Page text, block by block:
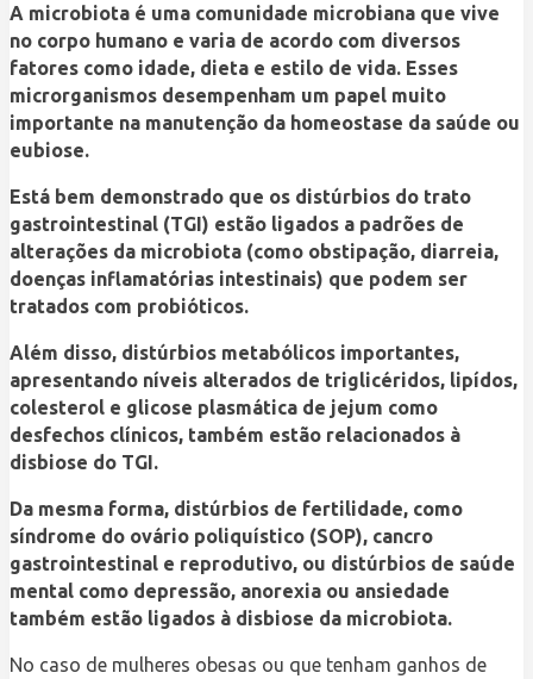
A microbiota é uma comunidade microbiana que vive
no corpo humano e varia de acordo com diversos
fatores como idade, dieta e estilo de vida. Esses
microrganismos desempenham um papel muito
importante na manutenção da homeostase da saúde ou
eubiose.
Está bem demonstrado que os distúrbios do trato
gastrointestinal (TGI) estão ligados a padrões de
alterações da microbiota (como obstipação, diarreia,
doenças inflamatórias intestinais) que podem ser
tratados com probióticos.
Além disso, distúrbios metabólicos importantes,
apresentando níveis alterados de triglicéridos, lipídos,
colesterol e glicose plasmática de jejum como
desfechos clínicos, também estão relacionados à
disbiose do TGI.
Da mesma forma, distúrbios de fertilidade, como
síndrome do ovário poliquístico (SOP), cancro
gastrointestinal e reprodutivo, ou distúrbios de saúde
mental como depressão, anorexia ou ansiedade
também estão ligados à disbiose da microbiota.
No caso de mulheres obesas ou que tenham ganhos de